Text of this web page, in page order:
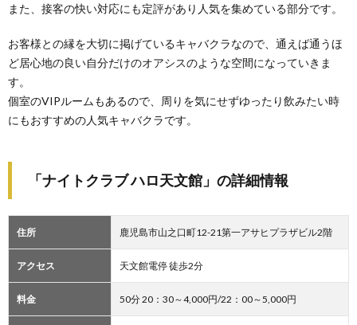
また、接客の快い対応にも定評があり人気を集めている部分です。
お客様との縁を大切に掲げているキャバクラなので、通えば通うほ
ど居心地の良い自分だけのオアシスのような空間になっていきま
す。
個室のVIPルームもあるので、周りを気にせずゆったり飲みたい時
にもおすすめの人気キャバクラです。
「ナイトクラブ ハロ天文館」の詳細情報
住所 鹿児島市山之口町12-21第一アサヒプラザビル2階
アクセス 天文館電停 徒歩2分
料金 50分 20：30～4,000円/22：00～5,000円